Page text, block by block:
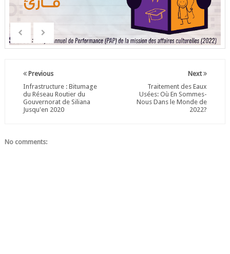
Next
Traitement des Eaux
Usées: Où En Sommes-
Nous Dans le Monde de
2022?
Previous
Infrastructure : Bitumage
du Réseau Routier du
Gouvernorat de Siliana
Jusqu'en 2020
No comments: